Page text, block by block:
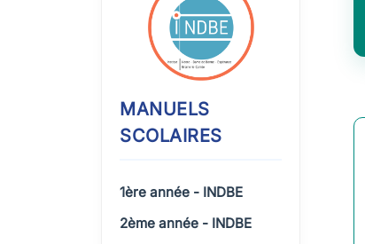
MANUELS
SCOLAIRES
1ère année - INDBE
2ème année - INDBE